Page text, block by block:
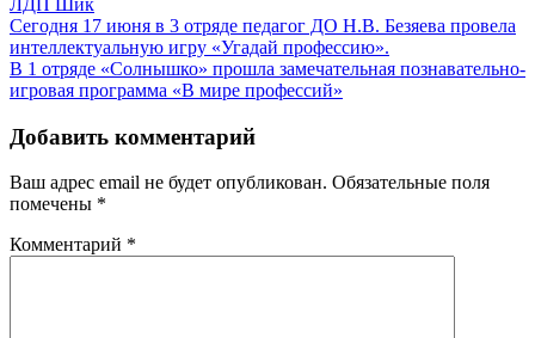
Навигация
по
записям
Сегодня 17 июня в 3 отряде педагог ДО Н.В. Безяева провела
интеллектуальную игру «Угадай профессию».
В 1 отряде «Солнышко» прошла замечательная познавательно-
игровая программа «В мире профессий»
Добавить комментарий
Ваш адрес email не будет опубликован. Обязательные поля
помечены *
Комментарий *